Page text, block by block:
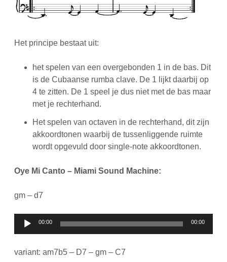
Het principe bestaat uit:
het spelen van een overgebonden 1 in de bas. Dit
is de Cubaanse rumba clave. De 1 lijkt daarbij op
4 te zitten. De 1 speel je dus niet met de bas maar
met je rechterhand.
Het spelen van octaven in de rechterhand, dit zijn
akkoordtonen waarbij de tussenliggende ruimte
wordt opgevuld door single-note akkoordtonen.
Oye Mi Canto – Miami Sound Machine:
gm – d7
Audiospeler
00:00 00:00
variant: am7b5 – D7 – gm – C7